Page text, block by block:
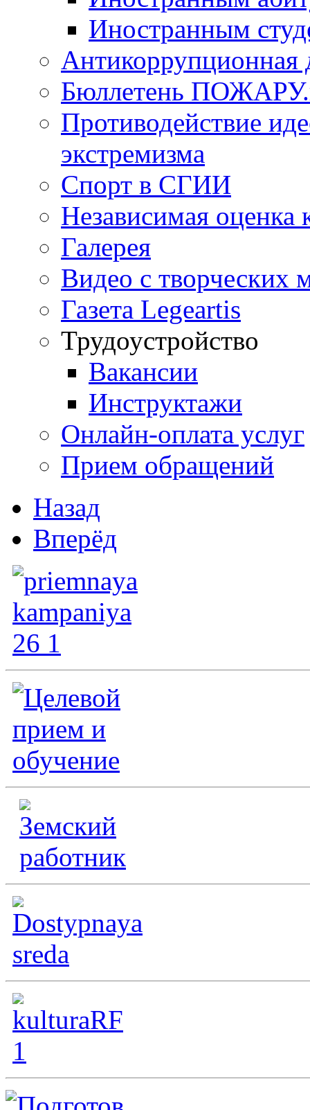
Иностранным
Антикоррупционная
Бюллетень
Противодействие
экстремизма
Спорт в СГИИ
Независимая оценка
Галерея
Видео с творческих
Газета Legeartis
Трудоустройство
Вакансии
Инструктажи
Онлайн-оплата услуг
Прием обращений
Назад
Вперёд